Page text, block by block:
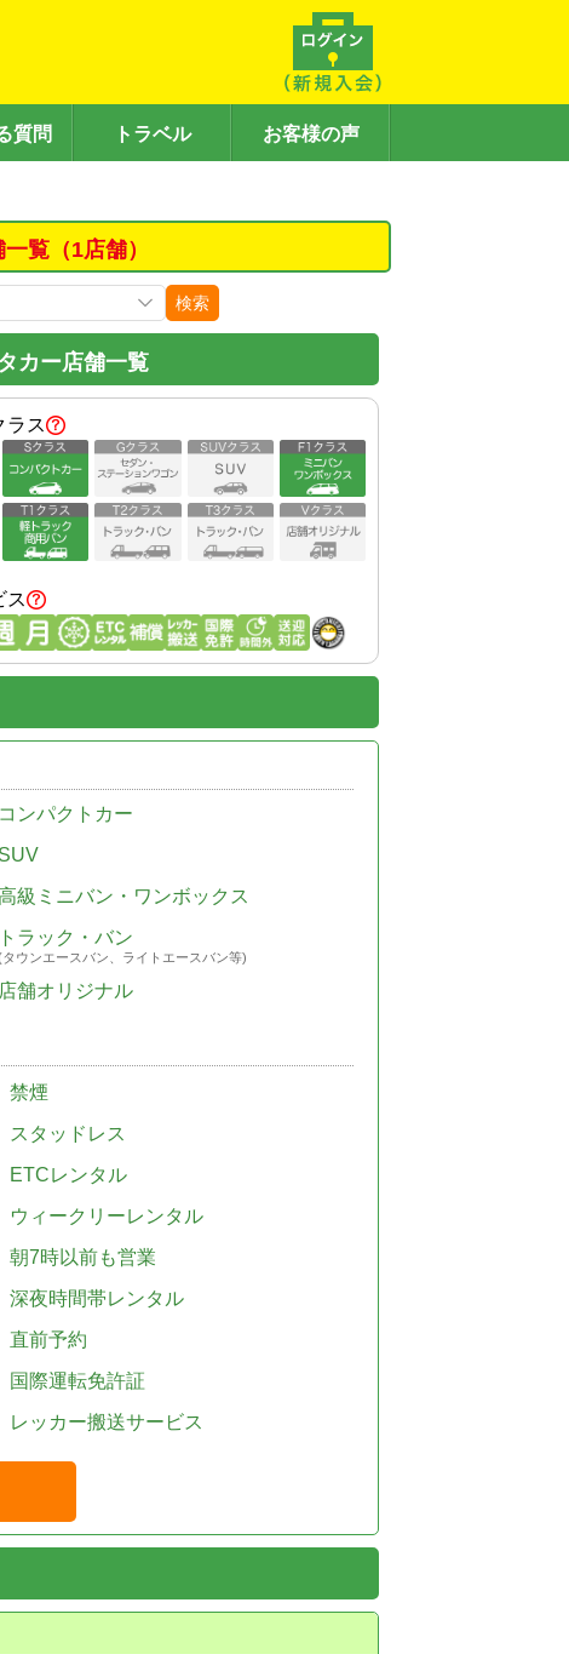
質問 トラベル お客様の声
覧（1店舗）
検索
カー店舗一覧
ラス
ス
コンパクトカー
SUV
級ミニバン・ワンボックス
トラック・バン
タウンエースバン、ライトエースバン等)
店舗オリジナル
禁煙
スタッドレス
ETCレンタル
ウィークリーレンタル
朝7時以前も営業
深夜時間帯レンタル
直前予約
国際運転免許証
レッカー搬送サービス